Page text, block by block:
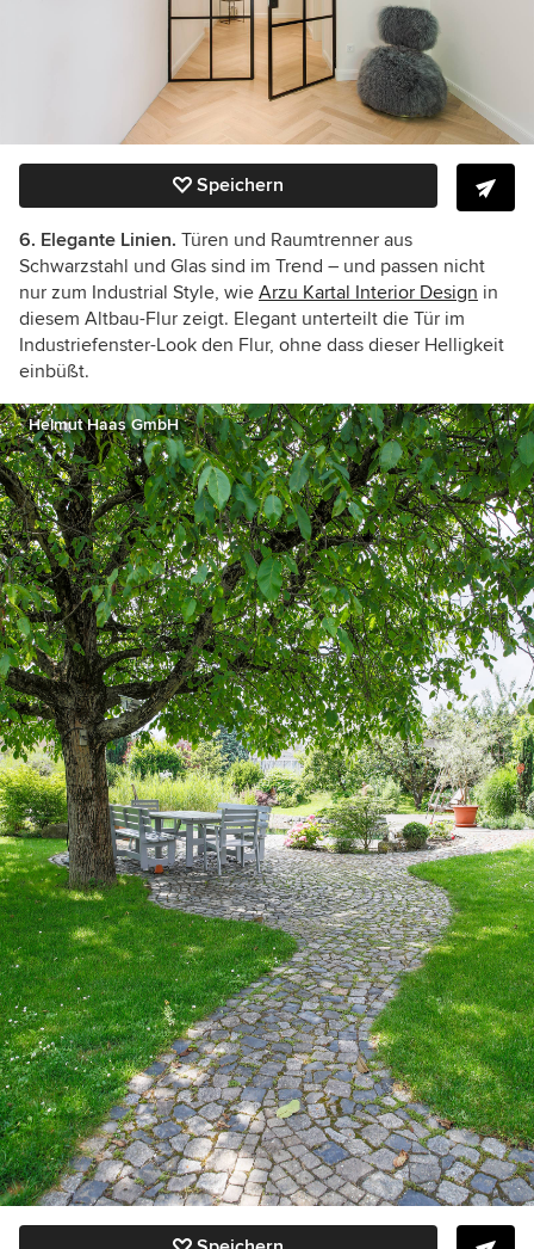
Speichern
6. Elegante Linien. Türen und Raumtrenner aus
Schwarzstahl und Glas sind im Trend – und passen nicht
nur zum Industrial Style, wie Arzu Kartal Interior Design in
diesem Altbau-Flur zeigt. Elegant unterteilt die Tür im
Industriefenster-Look den Flur, ohne dass dieser Helligkeit
einbüßt.
Helmut Haas GmbH